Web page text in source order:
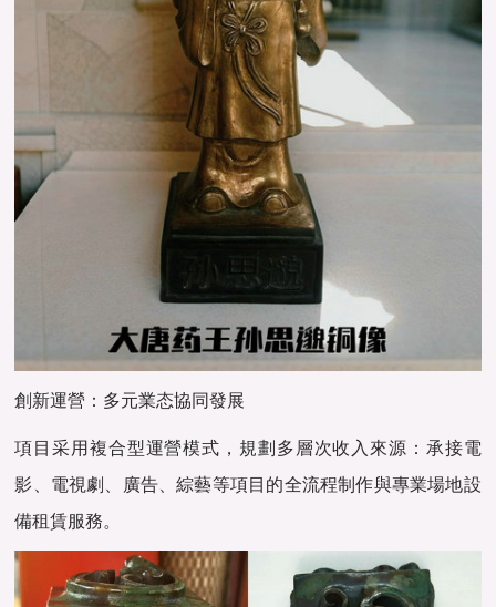
創新運營：多元業态協同發展
項目采用複合型運營模式，規劃多層次收入來源：承接電
影、電視劇、廣告、綜藝等項目的全流程制作與專業場地設
備租賃服務。